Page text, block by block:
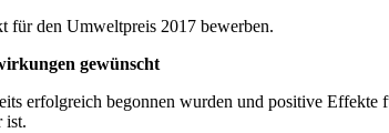
für den Umweltpreis 2017 bewerben.
gewünscht
erfolgreich begonnen wurden und positive
ist.